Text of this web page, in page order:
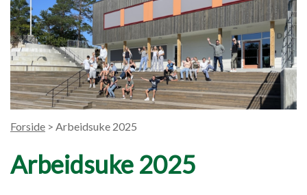
Forside > Arbeidsuke 2025
Arbeidsuke 2025